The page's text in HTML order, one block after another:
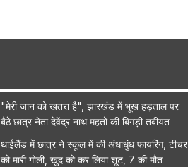
"मेरी जान को खतरा है", झारखंड में भूख हड़ताल पर
बैठे छात्र नेता देवेंद्र नाथ महतो की बिगड़ी तबीयत
थाईलैंड में छात्र ने स्कूल में की अंधाधुंध फायरिंग, टीचर
को मारी गोली, खुद को कर लिया शूट, 7 की मौत